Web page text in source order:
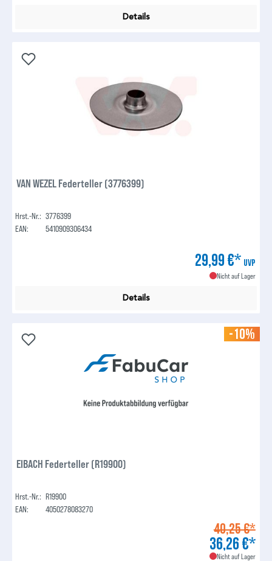
Details
VAN WEZEL Federteller (3776399)
Hrst.-Nr.: 3776399
EAN:
5410909306434
29,99 €* UVP
Nicht auf Lager
Details
-10%
EIBACH Federteller (R19900)
Hrst.-Nr.: R19900
EAN:
4050278083270
40,25 €*
36,26 €*
Nicht auf Lager